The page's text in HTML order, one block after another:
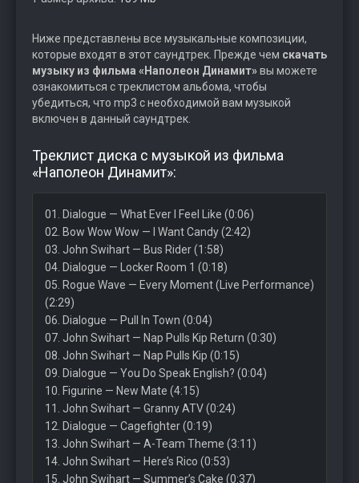
Ниже представлены все музыкальные композиции,
которые входят в этот саундтрек. Прежде чем скачать
музыку из фильма «Наполеон Динамит»вы можете
ознакомиться с треклистом альбома, чтобы
убедиться, что mp3 с необходимой вам музыкой
включен в данный саундтрек.
Треклист диска с музыкой из фильма
«Наполеон Динамит»:
01. Dialogue — What Ever I Feel Like (0:06)
02. Bow Wow Wow — I Want Candy (2:42)
03. John Swihart — Bus Rider (1:58)
04. Dialogue — Locker Room 1 (0:18)
05. Rogue Wave — Every Moment (Live Performance)
(2:29)
06. Dialogue — Pull In Town (0:04)
07. John Swihart — Nap Pulls Kip Return (0:30)
08. John Swihart — Nap Pulls Kip (0:15)
09. Dialogue — You Do Speak English? (0:04)
10. Figurine — New Mate (4:15)
11. John Swihart — Granny ATV (0:24)
12. Dialogue — Cagefighter (0:19)
13. John Swihart — A-Team Theme (3:11)
14. John Swihart — Here’s Rico (0:53)
15. John Swihart — Summer’s Cake (0:37)